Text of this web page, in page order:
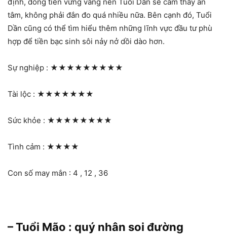
tâm, không phải đắn đo quá nhiều nữa. Bên cạnh đó, Tuổi
Dần cũng có thể tìm hiểu thêm những lĩnh vực đầu tư phù
hợp để tiền bạc sinh sôi nảy nở dồi dào hơn.
Sự nghiệp : ★★★★★★★★★
Tài lộc : ★★★★★★★
Sức khỏe : ★★★★★★★★
Tình cảm : ★★★★
Con số may mắn : 4 , 12 , 36
– Tuổi Mão : quý nhân soi đường